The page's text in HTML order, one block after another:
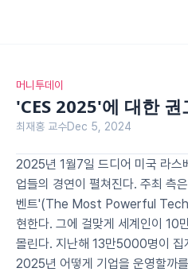
머니투데이
'CES 2025'에 대한 권
최재홍 교수Dec 5, 2024
2025년 1월7일 드디어 미국 라스
업들의 경연이 펼쳐진다. 주최 측
벤트'(The Most Powerful
현한다. 그에 걸맞게 세계인이 10
몰린다. 지난해 13만5000명이 집
2025년 어떻게 기업을 운영할까